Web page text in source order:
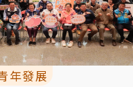
年發展